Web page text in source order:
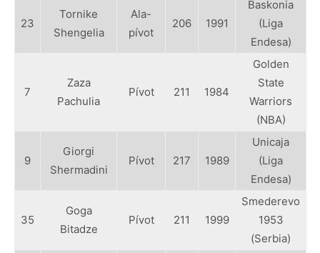
23
Tornike
Shengelia
Ala-
pívot
206 1991
Baskonia
(Liga
Endesa)
7
Zaza
Pachulia
Pívot 211 1984
Golden
State
Warriors
(NBA)
9
Giorgi
Shermadini
Pívot 217 1989
Unicaja
(Liga
Endesa)
35
Goga
Bitadze
Pívot 211 1999
Smederevo
1953
(Serbia)